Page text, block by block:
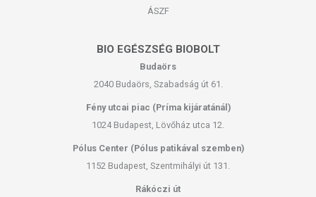
ÁSZF
BIO EGÉSZSÉG BIOBOLT
Budaörs
2040 Budaörs, Szabadság út 61.
Fény utcai piac (Príma kijáratánál)
1024 Budapest, Lövőház utca 12.
Pólus Center (Pólus patikával szemben)
1152 Budapest, Szentmihályi út 131.
Rákóczi út